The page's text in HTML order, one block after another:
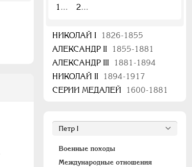
1 2
НИКОЛАЙ I
1826-1855
АЛЕКСАНДР II
1855-1881
АЛЕКСАНДР III
1881-1894
НИКОЛАЙ II
1894-1917
СЕРИИ МЕДАЛЕЙ
1600-1881
Военные походы
Международные отношения